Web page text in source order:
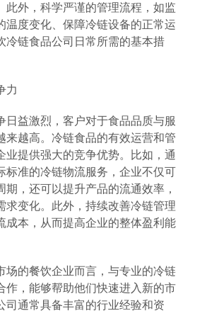
此外，科学严谨的管理流程，如监
温度变化、保障冷链设备的正常运
冷链食品公司日常所需的基本措
力
日益激烈，客户对于食品品质与服
来越高。冷链食品的有效运营和管
业提供强大的竞争优势。比如，通
标准的冷链物流服务，企业不仅可
期，还可以提升产品的流通效率，
求变化。此外，持续改善冷链管理
成本，从而提高企业的整体盈利能
场的餐饮企业而言，与专业的冷链
作，能够帮助他们快速进入新的市
司通常具备丰富的行业经验和资